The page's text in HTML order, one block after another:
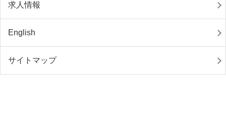
求人情報
English
サイトマップ